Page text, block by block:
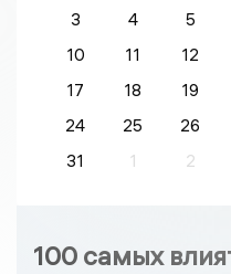
3
4 5
10
11 12
17
18 19
24
25 26
31
1 2
100 самых